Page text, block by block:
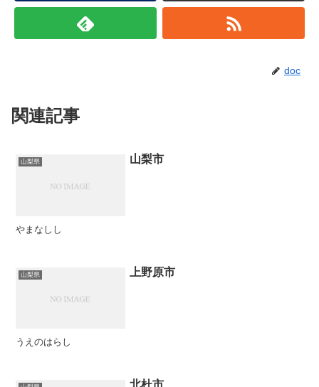
doc
関連記事
山梨県 山梨市
やまなしし
山梨県 上野原市
うえのはらし